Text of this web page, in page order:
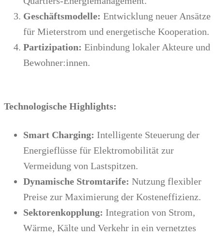
Geschäftsmodelle: Entwicklung neuer Ansätze
für Mieterstrom und energetische Kooperation.
Partizipation: Einbindung lokaler Akteure und
Bewohner:innen.
Technologische Highlights:
Smart Charging: Intelligente Steuerung der
Energieflüsse für Elektromobilität zur
Vermeidung von Lastspitzen.
Dynamische Stromtarife: Nutzung flexibler
Preise zur Maximierung der Kosteneffizienz.
Sektorenkopplung: Integration von Strom,
Wärme, Kälte und Verkehr in ein vernetztes